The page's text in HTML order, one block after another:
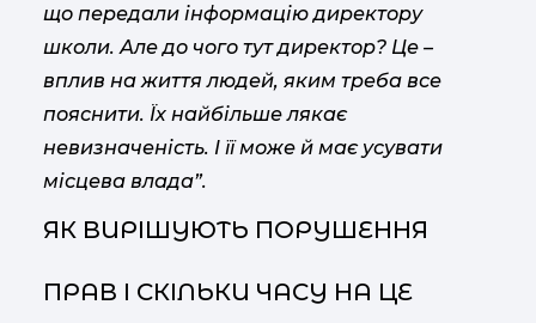
що передали інформацію директору
школи. Але до чого тут директор? Це –
вплив на життя людей, яким треба все
пояснити. Їх найбільше лякає
невизначеність. І її може й має усувати
місцева влада”.
ЯК ВИРІШУЮТЬ ПОРУШЕННЯ
ПРАВ І СКІЛЬКИ ЧАСУ НА ЦЕ